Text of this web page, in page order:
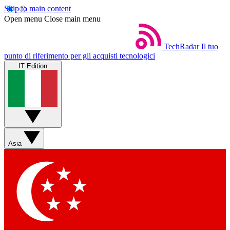
Skip to main content
Open menu Close main menu
TechRadar Il tuo
punto di riferimento per gli acquisti tecnologici
IT Edition
Asia